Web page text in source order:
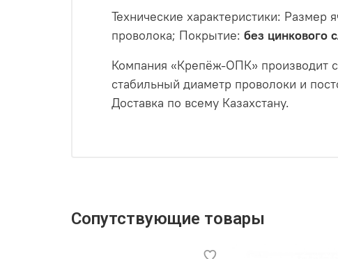
Технические характеристики: Размер
проволока; Покрытие: без цинкового
Компания «Крепёж‑ОПК» производит
стабильный диаметр проволоки и
Доставка по всему Казахстану.
Сопутствующие товары